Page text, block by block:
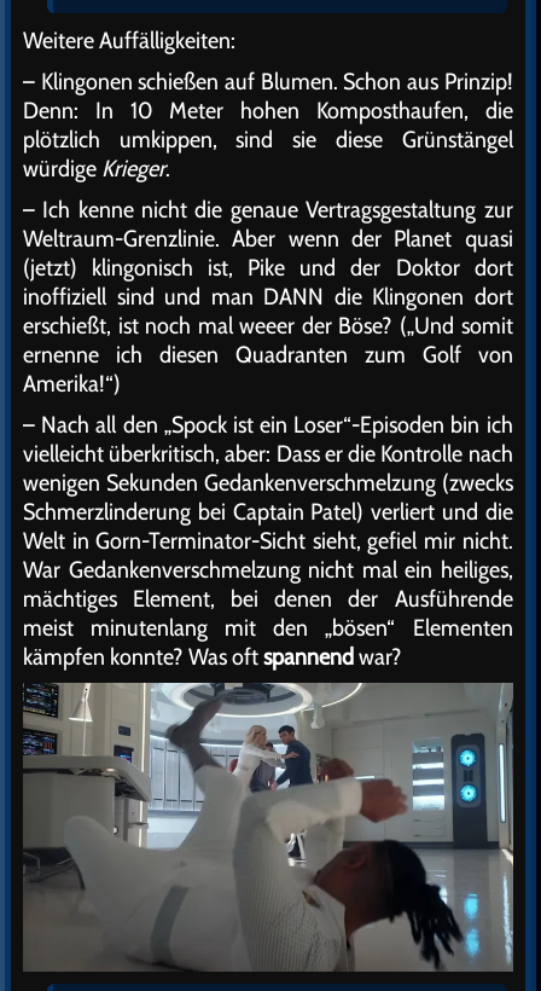
Weitere Auffälligkeiten:
– Klingonen schießen auf Blumen. Schon aus Prinzip!
Denn: In 10 Meter hohen Komposthaufen, die
plötzlich umkippen, sind sie diese Grünstängel
würdige Krieger.
– Ich kenne nicht die genaue Vertragsgestaltung zur
Weltraum-Grenzlinie. Aber wenn der Planet quasi
(jetzt) klingonisch ist, Pike und der Doktor dort
inoffiziell sind und man DANN die Klingonen dort
erschießt, ist noch mal weeer der Böse? („Und somit
ernenne ich diesen Quadranten zum Golf von
Amerika!“)
– Nach all den „Spock ist ein Loser“-Episoden bin ich
vielleicht überkritisch, aber: Dass er die Kontrolle nach
wenigen Sekunden Gedankenverschmelzung (zwecks
Schmerzlinderung bei Captain Patel) verliert und die
Welt in Gorn-Terminator-Sicht sieht, gefiel mir nicht.
War Gedankenverschmelzung nicht mal ein heiliges,
mächtiges Element, bei denen der Ausführende
meist minutenlang mit den „bösen“ Elementen
kämpfen konnte? Was oftspannendwar?